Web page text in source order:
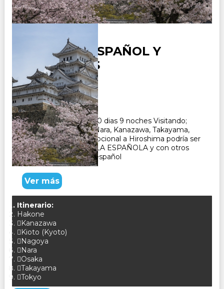
JAPON EN ESPAÑOL Y
PORTUGUES
Duración:
10Días9Noches
Paquete Turistico de 10 dias 9 noches Visitando;
Tokio, Hakone, Kioto, Nara, Kanazawa, Takayama,
Gero, Osaka, El tour opcional a Hiroshima podría ser
con un GUÍA DE HABLA ESPAÑOLA y con otros
pasajeros que hablan español
Ver más
Itinerario:
Hakone
Kanazawa
Kioto (Kyoto)
Nagoya
Nara
Osaka
Takayama
Tokyo